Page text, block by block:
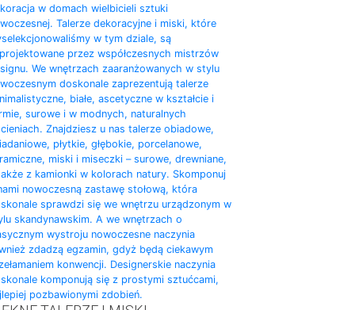
w domach wielbicieli sztuki
Talerze dekoracyjne i miski, które
w tym dziale, są
przez współczesnych mistrzów
We wnętrzach zaaranżowanych w stylu
doskonale zaprezentują talerze
białe, ascetyczne w kształcie i
surowe i w modnych, naturalnych
Znajdziesz u nas talerze obiadowe,
płytkie, głębokie, porcelanowe,
miski i miseczki – surowe, drewniane,
z kamionki w kolorach natury. Skomponuj
nowoczesną zastawę stołową, która
sprawdzi się we wnętrzu urządzonym w
skandynawskim. A we wnętrzach o
wystroju nowoczesne naczynia
zdadzą egzamin, gdyż będą ciekawym
konwencji. Designerskie naczynia
komponują się z prostymi sztućcami,
pozbawionymi zdobień.